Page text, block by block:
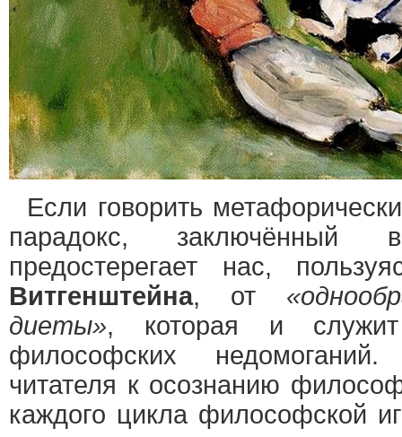
Если говорить
парадокс,
предостерегает нас,
Витгенштейна, от
диеты», которая и служит
философских
читателя к осознанию
каждого цикла философской